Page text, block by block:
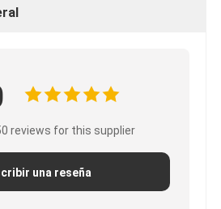
reviews for this supplier
una reseña